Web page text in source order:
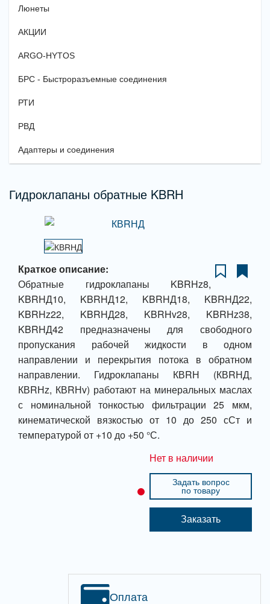
Люнеты
АКЦИИ
ARGO-HYTOS
БРС - Быстроразъемные соединения
РТИ
РВД
Адаптеры и соединения
Гидроклапаны обратные KBRH
Краткое описание:
Обратные гидроклапаны KBRHz8,
KBRHД10, KBRHД12, KBRHД18, KBRHД22,
KBRHz22, KBRHД28, KBRHv28, KBRHz38,
KBRHД42 предназначены для свободного
пропускания рабочей жидкости в одном
направлении и перекрытия потока в обратном
направлении. Гидроклапаны КВRН (КВRНД,
КВRНz, КВRНv) работают на минеральных маслах
с номинальной тонкостью фильтрации 25 мкм,
кинематической вязкостью от 10 до 250 сСт и
температурой от +10 до +50 °С.
Нет в наличии
Задать вопрос
по товару
Заказать
Оплата